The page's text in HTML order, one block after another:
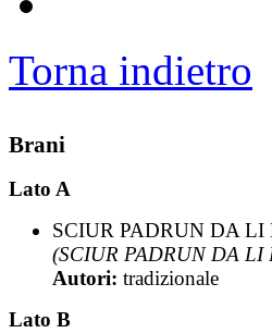
Torna indietro
Brani
Lato A
SCIUR PADRUN DA
(SCIUR PADRUN DA
Autori: tradizionale
Lato B